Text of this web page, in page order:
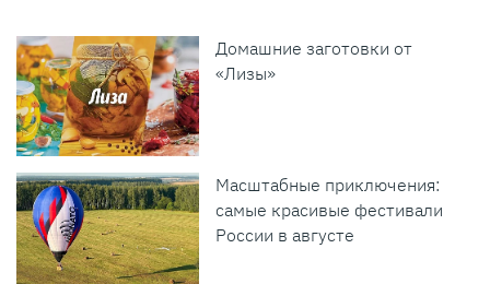
Домашние заготовки от
«Лизы»
Масштабные приключения:
самые красивые фестивали
России в августе